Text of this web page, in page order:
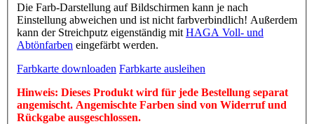
Die Farb-Darstellung auf Bildschirmen kann je nach
Einstellung abweichen und ist nicht farbverbindlich! Außerdem
kann der Streichputz eigenständig mit HAGA Voll- und
Abtönfarben eingefärbt werden.
Farbkarte downloaden Farbkarte ausleihen
Hinweis: Dieses Produkt wird für jede Bestellung separat
angemischt. Angemischte Farben sind von Widerruf und
Rückgabe ausgeschlossen.